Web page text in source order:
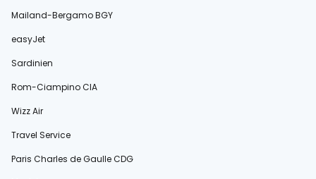
Mailand-Bergamo BGY
easyJet
Sardinien
Rom-Ciampino CIA
Wizz Air
Travel Service
Paris Charles de Gaulle CDG